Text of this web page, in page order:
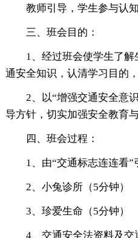
教师引导，学生参与认知
三、班会目的：
1、经过班会使学生了
通安全知识，认清学习目的
2、以“增强交通安全意
导方针，切实加强安全教育
四、班会过程：
1、由“交通标志连连看”
2、小兔诊所（5分钟）
3、珍爱生命（5分钟）
4、交通安全法资料及交